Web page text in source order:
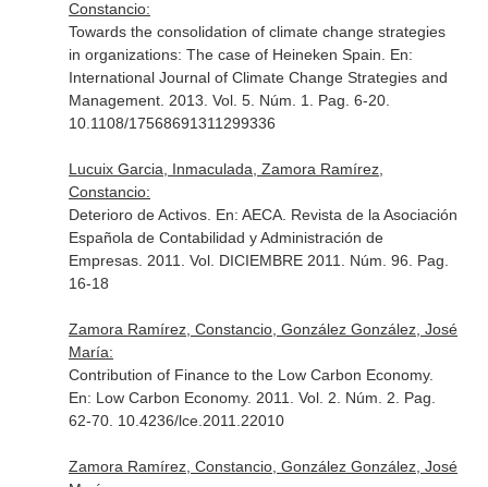
Constancio:
Towards the consolidation of climate change strategies
in organizations: The case of Heineken Spain. En:
International Journal of Climate Change Strategies and
Management. 2013. Vol. 5. Núm. 1. Pag. 6-20.
10.1108/17568691311299336
Lucuix Garcia, Inmaculada, Zamora Ramírez,
Constancio:
Deterioro de Activos. En: AECA. Revista de la Asociación
Española de Contabilidad y Administración de
Empresas. 2011. Vol. DICIEMBRE 2011. Núm. 96. Pag.
16-18
Zamora Ramírez, Constancio, González González, José
María:
Contribution of Finance to the Low Carbon Economy.
En: Low Carbon Economy. 2011. Vol. 2. Núm. 2. Pag.
62-70. 10.4236/lce.2011.22010
Zamora Ramírez, Constancio, González González, José